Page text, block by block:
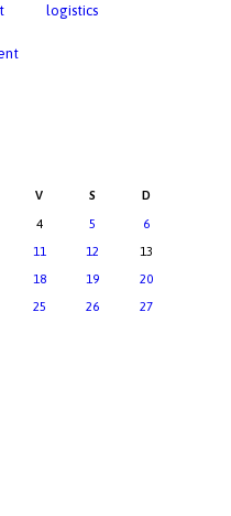
logistics
V S
D
4 5
6
11 12
13
18 19
20
25 26
27